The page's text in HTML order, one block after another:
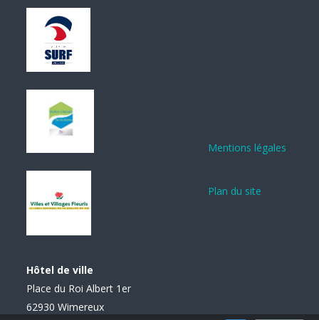
Hôtel de ville
Place du Roi Albert 1er
62930 Wimereux
Mentions légales
Plan du site